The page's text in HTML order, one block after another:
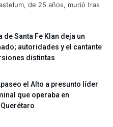
de 25 años, murió tras
de Santa Fe Klan deja un
autoridades y el cantante
distintas
el Alto a presunto líder
que operaba en